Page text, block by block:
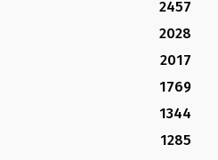
2457
2028
2017
1769
1344
1285